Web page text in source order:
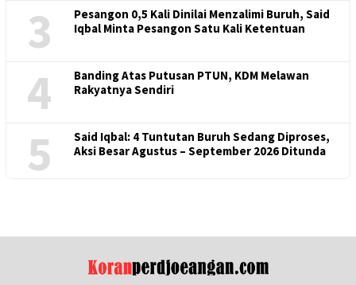
3
Pesangon 0,5 Kali Dinilai Menzalimi Buruh, Said
Iqbal Minta Pesangon Satu Kali Ketentuan
4
Banding Atas Putusan PTUN, KDM Melawan
Rakyatnya Sendiri
5
Said Iqbal: 4 Tuntutan Buruh Sedang Diproses,
Aksi Besar Agustus – September 2026 Ditunda